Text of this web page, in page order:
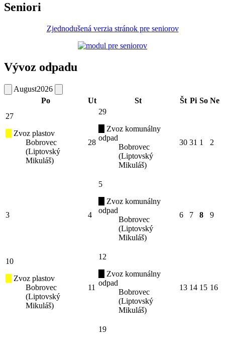
Seniori
Zjednodušená verzia stránok pre seniorov
Vývoz odpadu
August2026
Po
Ut St Št Pi So Ne
27
Zvoz plastov
Bobrovec
(Liptovský
Mikuláš)
28
29
Zvoz komunálny
odpad
Bobrovec
(Liptovský
Mikuláš)
30 31 1 2
3 4
5
Zvoz komunálny
odpad
Bobrovec
(Liptovský
Mikuláš)
6 7 8 9
10
Zvoz plastov
Bobrovec
(Liptovský
Mikuláš)
11
12
Zvoz komunálny
odpad
Bobrovec
(Liptovský
Mikuláš)
13 14 15 16
19